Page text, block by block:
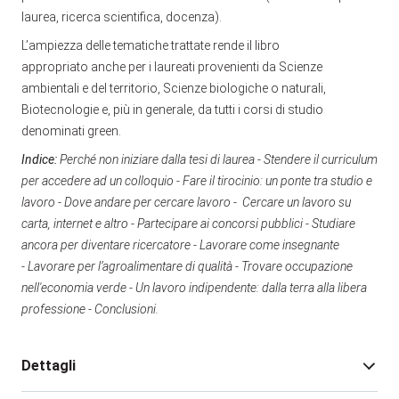
laurea, ricerca scientifica, docenza).
L’ampiezza delle tematiche trattate rende il libro
appropriato anche per i laureati provenienti da Scienze
ambientali e del territorio, Scienze biologiche o naturali,
Biotecnologie e, più in generale, da tutti i corsi di studio
denominati green.
Indice:Perché non iniziare dalla tesi di laurea - Stendere il curriculum
per accedere ad un colloquio - Fare il tirocinio: un ponte tra studio e
lavoro - Dove andare per cercare lavoro - Cercare un lavoro su
carta, internet e altro - Partecipare ai concorsi pubblici - Studiare
ancora per diventare ricercatore - Lavorare come insegnante
- Lavorare per l’agroalimentare di qualità - Trovare occupazione
nell'economia verde - Un lavoro indipendente: dalla terra alla libera
professione - Conclusioni.
Dettagli